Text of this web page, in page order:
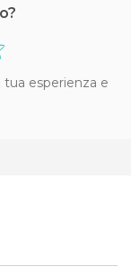
esperienza e